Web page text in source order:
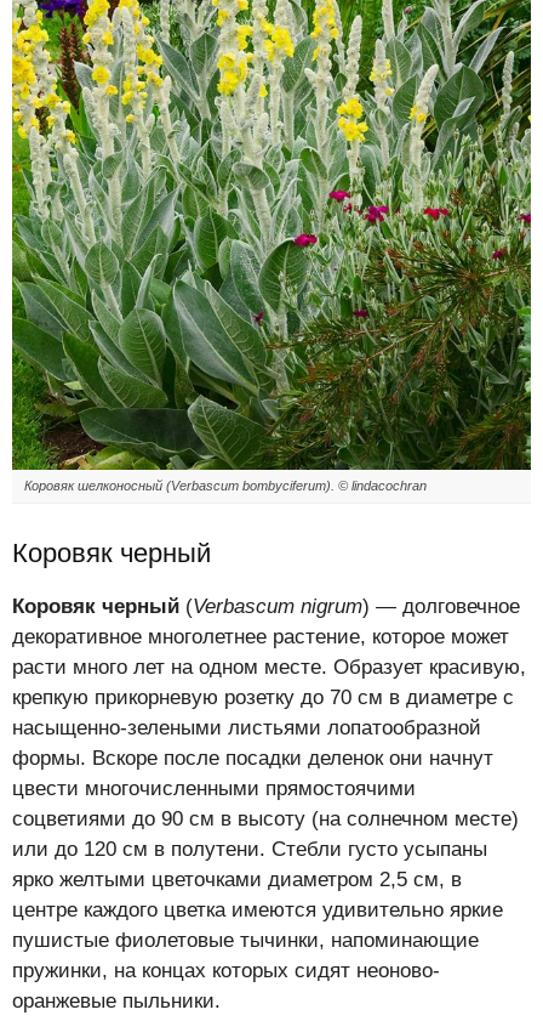
Коровяк шелконосный (Verbascum bombyciferum). © lindacochran
Коровяк черный
Коровяк черный (Verbascum nigrum) — долговечное
декоративное многолетнее растение, которое может
расти много лет на одном месте. Образует красивую,
крепкую прикорневую розетку до 70 см в диаметре с
насыщенно-зелеными листьями лопатообразной
формы. Вскоре после посадки деленок они начнут
цвести многочисленными прямостоячими
соцветиями до 90 см в высоту (на солнечном месте)
или до 120 см в полутени. Стебли густо усыпаны
ярко желтыми цветочками диаметром 2,5 см, в
центре каждого цветка имеются удивительно яркие
пушистые фиолетовые тычинки, напоминающие
пружинки, на концах которых сидят неоново-
оранжевые пыльники.